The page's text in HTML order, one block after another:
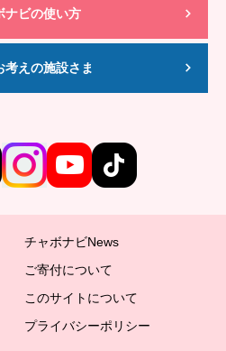
ナビの使い方
考えの施設さま
チャボナビNews
ご寄付について
このサイトについて
プライバシーポリシー